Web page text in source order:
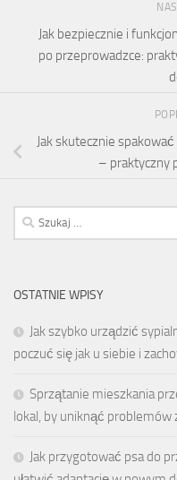
Jak bezpiecznie i
po przeprowadzce:
Jak skutecznie
– praktyczny
Szukaj:
OSTATNIE WPISY
Jak szybko urządzić
poczuć się jak u siebie i
Sprzątanie mieszkania
lokal, by uniknąć problemów
Jak przygotować psa do